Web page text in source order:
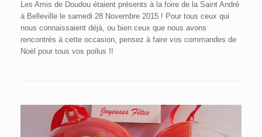
Les Amis de Doudou étaient présents à la foire de la Saint André
à Belleville le samedi 28 Novembre 2015 ! Pour tous ceux qui
nous connaissaient déjà, ou bien ceux que nous avons
rencontrés à cette occasion, pensez à faire vos commandes de
Noël pour tous vos poilus !!